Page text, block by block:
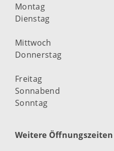
Montag
Dienstag
Mittwoch
Donnerstag
Freitag
Sonnabend
Sonntag
Weitere